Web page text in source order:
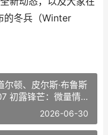
的冬兵（Winter
尔顿、皮尔斯·布鲁斯
初露锋芒：微量情
锋芒 热门人选 我一
2026-06-30